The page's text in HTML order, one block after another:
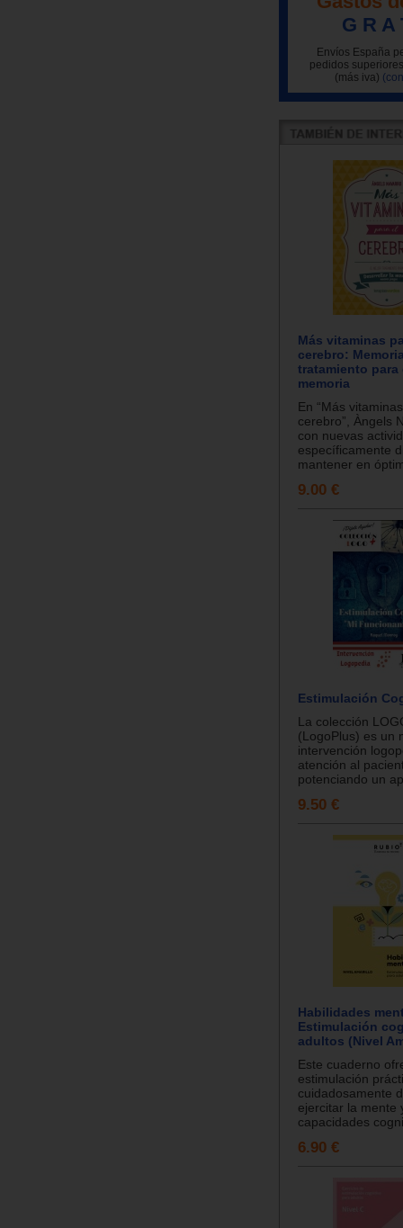
G R A
Envíos España
pedidos
(más iva)
Más vitaminas
cerebro:
tratamiento
memoria
En “Más
cerebro”, Àngels
con nuevas
específicamente
mantener en
9.00 €
Estimulación
La colección
(LogoPlus) es un
intervención
atención al
potenciando un
9.50 €
Habilidades
Estimulación
adultos (Nivel
Este cuaderno
estimulación
cuidadosamente
ejercitar la mente
capacidades
6.90 €